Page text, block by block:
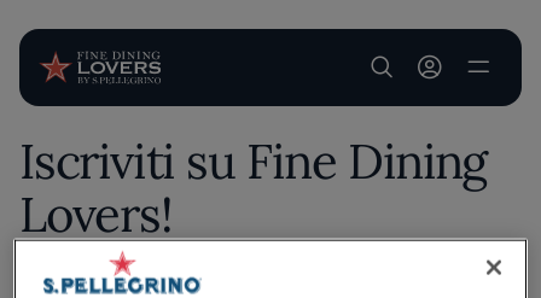
Salta al contenuto principale
User account
Iscriviti su Fine Dining
Lovers!